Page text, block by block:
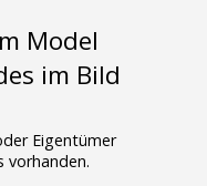
Model
im Bild
Eigentümer
vorhanden.